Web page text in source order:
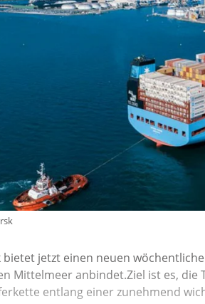
bietet jetzt einen neuen
Mittelmeer anbindet.Ziel ist es,
entlang einer zunehmend